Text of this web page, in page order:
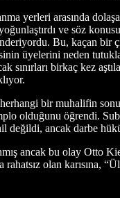
yerleri arasında
ve söz
Bu, kaçan
üyelerini neden
birkaç kez
bir muhalifin
olduğunu öğrendi.
ancak darbe
ancak bu olay
rahatsız olan karısına,